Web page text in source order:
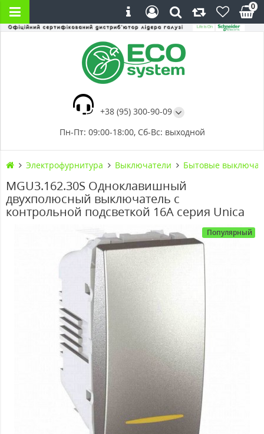
+38 (95) 300-90-09
Пн-Пт: 09:00-18:00, Сб-Вс: выходной
0
Электрофурнитура Выключатели Бытовые
MGU3.162.30S Одноклавишный
двухполюсный выключатель с
контрольной подсветкой 16А серия Unica
Популярный